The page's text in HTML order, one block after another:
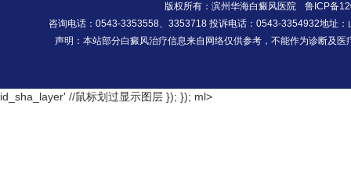
版权所有：滨州华海白癜风医院
鲁ICP备
咨询电话：0543-3353558、3353718 投诉电话：0543-3354932地址
声明：本站部分白癜风治疗信息来自网络仅供参考，不能作为诊断及
id_sha_layer' //鼠标划过显示图层 }); }); ml>